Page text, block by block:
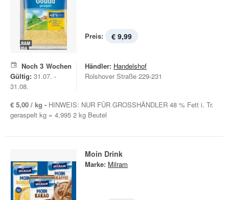
Preis: € 9,99
Noch 3 Wochen
Gültig: 31.07. -
31.08.
Händler: Handelshof
Rolshover Straße 229-231
€ 5,00 / kg - HINWEIS: NUR FÜR GROSSHÄNDLER 48 % Fett i. Tr.
geraspelt kg = 4,995 2 kg Beutel
Moin Drink
Marke: Milram